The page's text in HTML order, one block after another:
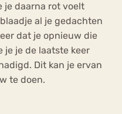
je daarna rot voelt
al je gedachten
dat je opnieuw die
je je de laatste keer
Dit kan je ervan
te doen.